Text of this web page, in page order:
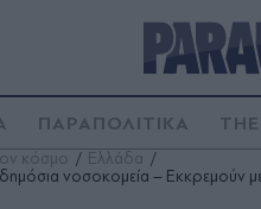
ΠΑΡΑΠΟΛΙΤΙΚΑ
κόσμο
Ελλάδα
νοσοκομεία – Εκκρεμούν